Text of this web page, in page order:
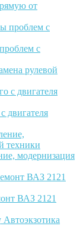
от
с
рулевой
двигателя
модернизация
ВАЗ 2121